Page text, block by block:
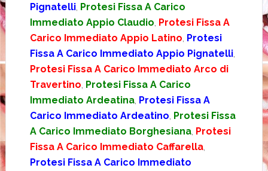
Pignatelli, Protesi Fissa A Carico
Immediato Appio Claudio Protesi Fissa A
Carico Immediato Appio Latino Protesi
Fissa A Carico Immediato Appio Pignatelli,
Protesi Fissa A Carico Immediato Arco di
Travertino Protesi Fissa A Carico
Immediato Ardeatina, Protesi Fissa A
Carico Immediato Ardeatino Protesi Fissa
A Carico Immediato Borghesiana, Protesi
Fissa A Carico Immediato Caffarella,
Protesi Fissa A Carico Immediato